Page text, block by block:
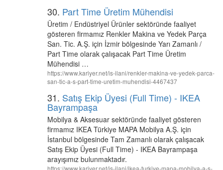
30. Part Time Üretim Mühendisi
Üretim / Endüstriyel Ürünler sektöründe faaliyet
gösteren firmamız Renkler Makina ve Yedek Parça
San. Tic. A.Ş. için İzmir bölgesinde Yarı Zamanlı /
Part Time olarak çalışacak Part Time Üretim
Mühendisi …
https://www.kariyer.net/is-ilani/renkler-makina-ve-yedek-parca-
san-tic-a-s-part-time-uretim-muhendisi-4467437
31. Satış Ekip Üyesi (Full Time) - IKEA
Bayrampaşa
Mobilya & Aksesuar sektöründe faaliyet gösteren
firmamız IKEA Türkiye MAPA Mobilya A.Ş. için
İstanbul bölgesinde Tam Zamanlı olarak çalışacak
Satış Ekip Üyesi (Full Time) - IKEA Bayrampaşa
arayışımız bulunmaktadır.
https://www.kariyer.net/is-ilani/ikea-turkiye-mapa-mobilya-a-s-